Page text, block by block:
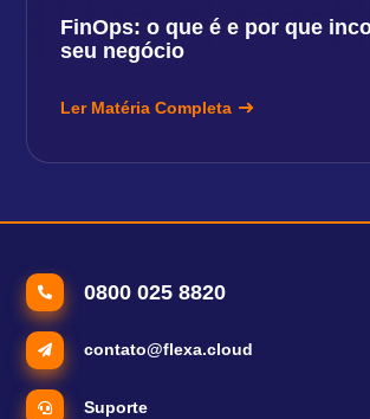
FinOps: o que é e por que
seu negócio
Ler Matéria Completa
0800 025 8820
contato@flexa.cloud
Suporte